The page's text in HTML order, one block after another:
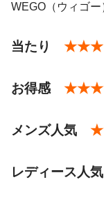
靴下
Tシャツ
アイテム数：11点
レディース…8,800
メンズ…11,000円
WEGO（ウィゴー
当たり ★★★
お得感
メンズ人気
レディース人